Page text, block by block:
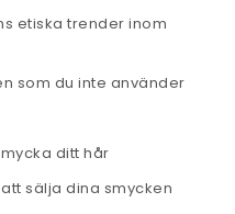
etiska trender inom
som du inte använder
ditt hår
sälja dina smycken